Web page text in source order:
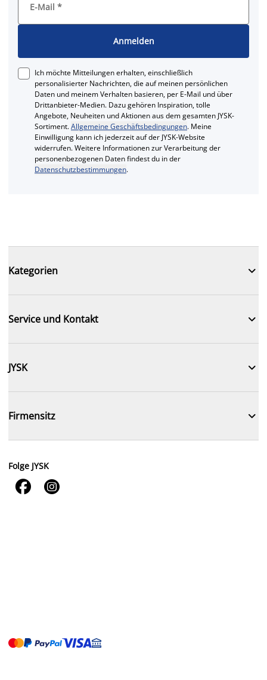
E-Mail *
Anmelden
Ich möchte Mitteilungen erhalten, einschließlich
personalisierter Nachrichten, die auf meinen persönlichen
Daten und meinem Verhalten basieren, per E-Mail und über
Drittanbieter-Medien. Dazu gehören Inspiration, tolle
Angebote, Neuheiten und Aktionen aus dem gesamten JYSK-
Sortiment.Allgemeine Geschäftsbedingungen. Meine
Einwilligung kann ich jederzeit auf der JYSK-Website
widerrufen. Weitere Informationen zur Verarbeitung der
personenbezogenen Daten findest du in der
Datenschutzbestimmungen.
Kategorien 
Service und Kontakt 
JYSK 
Firmensitz 
Folge JYSK
 